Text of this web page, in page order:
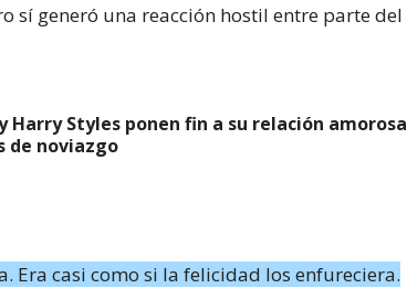
sí generó una reacción hostil entre parte del
Harry Styles ponen fin a su relación amorosa
de noviazgo
Era casi como si la felicidad los enfureciera.